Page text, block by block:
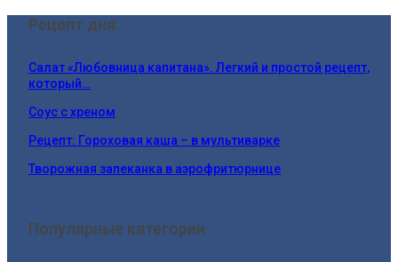
Рецепт дня:
Салат «Любовница капитана». Легкий и простой рецепт,
который…
Соус с хреном
Рецепт: Гороховая каша – в мультиварке
Творожная запеканка в аэрофритюрнице
Популярные категории